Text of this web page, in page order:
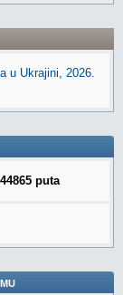
u Ukrajini, 2026.
puta